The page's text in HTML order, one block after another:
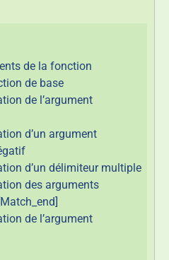
de la fonction
de base
de l’argument
d’un argument
d’un délimiteur multiple
des arguments
de l’argument